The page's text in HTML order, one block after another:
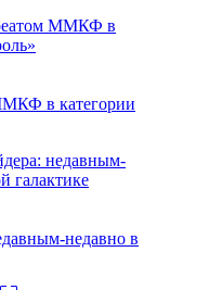
в категории
недавно в